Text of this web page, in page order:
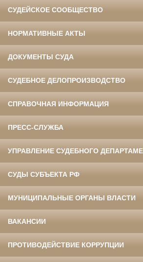
СУДЕЙСКОЕ СООБЩЕСТВО
НОРМАТИВНЫЕ АКТЫ
ДОКУМЕНТЫ СУДА
СУДЕБНОЕ ДЕЛОПРОИЗВОДСТВО
СПРАВОЧНАЯ ИНФОРМАЦИЯ
ПРЕСС-СЛУЖБА
УПРАВЛЕНИЕ СУДЕБНОГО
СУДЫ СУБЪЕКТА РФ
МУНИЦИПАЛЬНЫЕ ОРГАНЫ ВЛАСТИ
ВАКАНСИИ
ПРОТИВОДЕЙСТВИЕ КОРРУПЦИИ